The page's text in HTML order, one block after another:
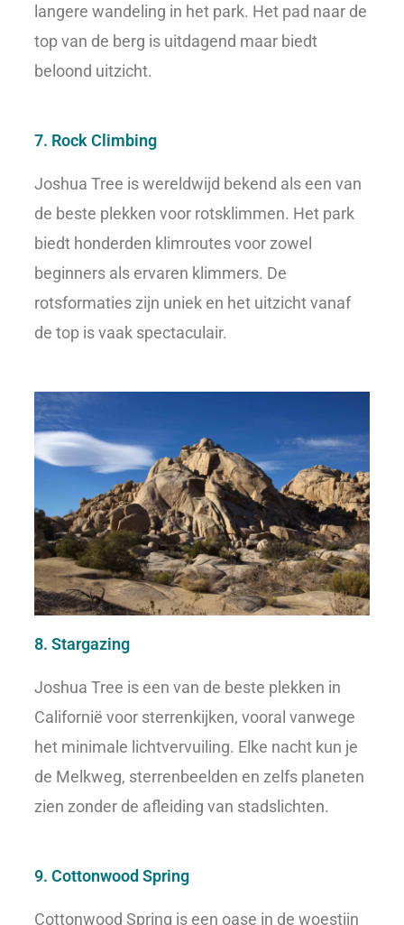
langere wandeling in het park. Het pad naar de
top van de berg is uitdagend maar biedt
beloond uitzicht.
7. Rock Climbing
Joshua Tree is wereldwijd bekend als een van
de beste plekken voor rotsklimmen. Het park
biedt honderden klimroutes voor zowel
beginners als ervaren klimmers. De
rotsformaties zijn uniek en het uitzicht vanaf
de top is vaak spectaculair.
8. Stargazing
Joshua Tree is een van de beste plekken in
Californië voor sterrenkijken, vooral vanwege
het minimale lichtvervuiling. Elke nacht kun je
de Melkweg, sterrenbeelden en zelfs planeten
zien zonder de afleiding van stadslichten.
9. Cottonwood Spring
Cottonwood Spring is een oase in de woestijn